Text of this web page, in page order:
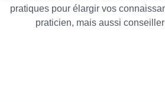
pratiques pour élargir vos
praticien, mais aussi